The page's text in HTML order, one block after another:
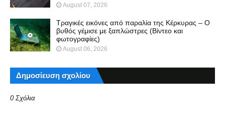
August 07, 2026
Τραγικές εικόνες από παραλία της Κέρκυρας – Ο
βυθός γέμισε με ξαπλώστρες (Βίντεο και
φωτογραφίες)
August 06, 2026
Δημοσίευση σχολίου
0 Σχόλια